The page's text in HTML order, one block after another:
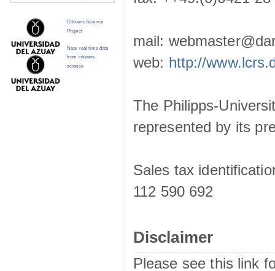
mail:
web: http://
The Philipps-
represented by its
Sales tax
112 590 692
Disclaimer
Please see this link
Citizens Science
Project
Near real time data
from citizens
science